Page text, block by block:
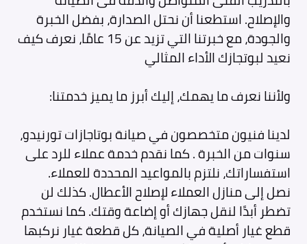
والإصلاح. استطعنا أن نحتل الصدارة، بفضل الخبرة
والجودة، مع خبرتنا التي تزيد عن 15 عامًا، نعرف كيف
نعيد لبوتجازك الأداء المثالي
ولأننا نعرف ما يهمك، إليك أبرز ما يميز خدمتنا:
لدينا فنيون متخصصون في صيانة بوتاجازات تورنيدو،
سنوات من الخبرة . كما نقدم خدمة عملاء للرد على
استفساراتك، نلتزم بالمواعيد المحددة للعملاء.
نصل إلى منازل العملاء لإصلاح الأعطال. كذلك لن
تضطر أبدًا لنقل جهازك أو إضاعة وقتك. كما نستخدم
قطع غيار أصلية في الصيانة، كل قطعة غيار نركبها